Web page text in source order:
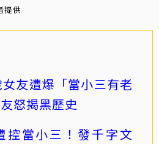
提供
友遭爆「當小三有老
怒揭黑歷史
控當小三！發千字文